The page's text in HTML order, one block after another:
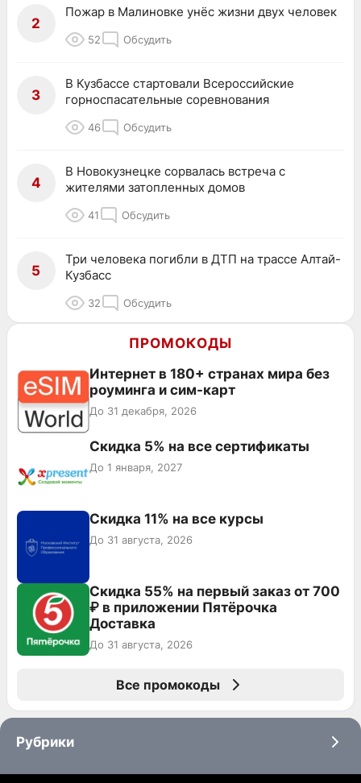
2
Пожар в Малиновке унёс жизни двух человек
52 Обсудить
3
В Кузбассе стартовали Всероссийские
горноспасательные соревнования
46 Обсудить
4
В Новокузнецке сорвалась встреча с
жителями затопленных домов
41 Обсудить
5
Три человека погибли в ДТП на трассе Алтай-
Кузбасс
32 Обсудить
ПРОМОКОДЫ
Интернет в 180+ странах мира без
роуминга и сим-карт
До 31 декабря, 2026
Скидка 5% на все сертификаты
До 1 января, 2027
Скидка 11% на все курсы
До 31 августа, 2026
Скидка 55% на первый заказ от 700
₽ в приложении Пятёрочка
Доставка
До 31 августа, 2026
Все промокоды
Рубрики